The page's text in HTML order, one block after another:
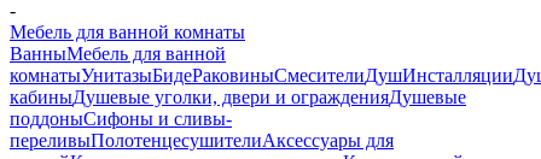
-
Мебель для ванной комнаты
ВанныМебель для ванной
комнатыУнитазыБидеРаковиныСмесителиДушИнсталляции
кабиныДушевые уголки, двери и огражденияДушевые
поддоныСифоны и сливы-
переливыПолотенцесушителиАксессуары для